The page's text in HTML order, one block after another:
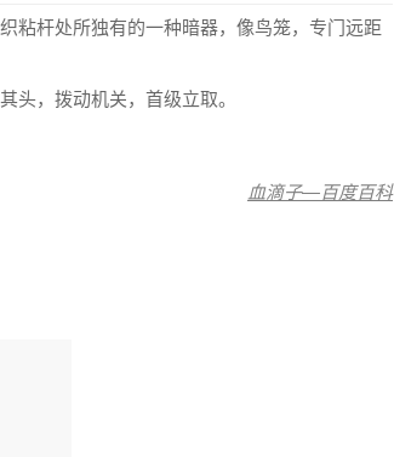
粘杆处所独有的一种暗器，像鸟笼，专门远距
头，拨动机关，首级立取。
血滴子—百度百科